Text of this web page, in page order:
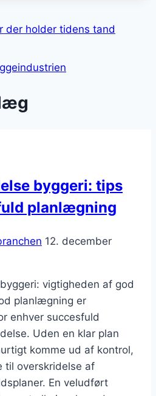
der holder tidens tand
byggeri: tips
planlægning
12. december
vigtigheden af god
planlægning er
enhver succesfuld
Uden en klar plan
komme ud af kontrol,
til overskridelse af
En veludført